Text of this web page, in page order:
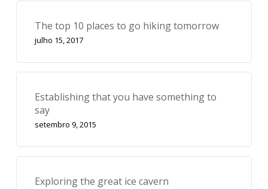
The top 10 places to go hiking tomorrow
julho 15, 2017
Establishing that you have something to
say
setembro 9, 2015
Exploring the great ice cavern